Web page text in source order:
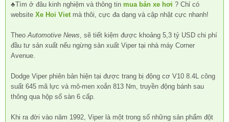
♣Tìm ở đâu kinh nghiệm và thông tin mua bán xe hơi ? Chỉ có
website Xe Hoi Vietmà thôi, cực đa dạng và cập nhật cực nhanh!
TheoAutomotive News, sẽ tiết kiệm được khoảng 5,3 tỷ USD chi phí
đầu tư sản xuất nếu ngừng sản xuất Viper tại nhà máy Corner
Avenue.
Dodge Viper phiên bản hiện tại được trang bị động cơ V10 8.4L công
suất 645 mã lực và mô-men xoắn 813 Nm, truyền động bánh sau
thông qua hộp số sàn 6 cấp.
Khi ra đời vào năm 1992, Viper là một trong số những sản phẩm đột